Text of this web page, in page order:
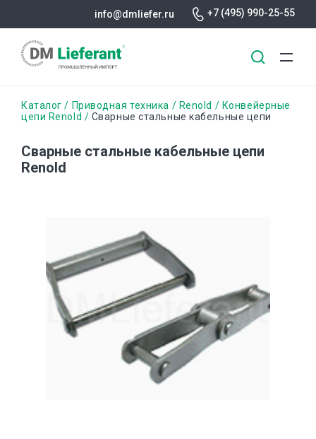
содержанию
info@dmliefer.ru +7 (495) 990-25-55
Строка
Каталог Приводная техника Renold
Конвейерные
цепи Renold
Сварные стальные кабельные цепи
Сварные стальные кабельные цепи
Renold